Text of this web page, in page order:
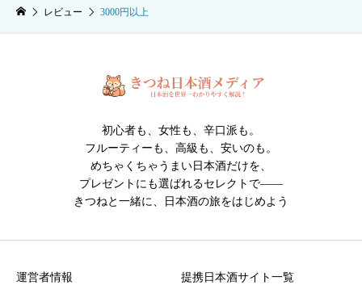
レビュー 3000円以上
初心者も、女性も、辛口派も。
フルーティーも、高級も、安いのも。
めちゃくちゃうまい日本酒だけを、
プレゼントにも選ばれるセレクトで――
きつねと一緒に、日本酒の旅をはじめよう
運営者情報 提携日本酒サイト一覧